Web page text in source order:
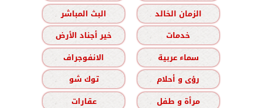
الزمان الخالد
البث المباشر
خدمات
خير أجناد الأرض
سماء عربية
الانفوجراف
رؤى و أحلام
توك شو
مرأة و طفل
عقارات